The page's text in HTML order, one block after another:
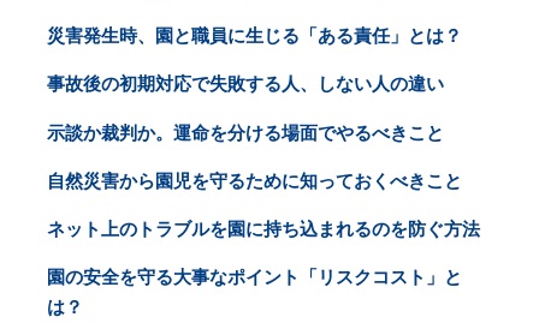
災害発生時、園と職員に生じる「ある責任」とは？
事故後の初期対応で失敗する人、しない人の違い
示談か裁判か。運命を分ける場面でやるべきこと
自然災害から園児を守るために知っておくべきこと
ネット上のトラブルを園に持ち込まれるのを防ぐ方法
園の安全を守る大事なポイント「リスクコスト」と
は？